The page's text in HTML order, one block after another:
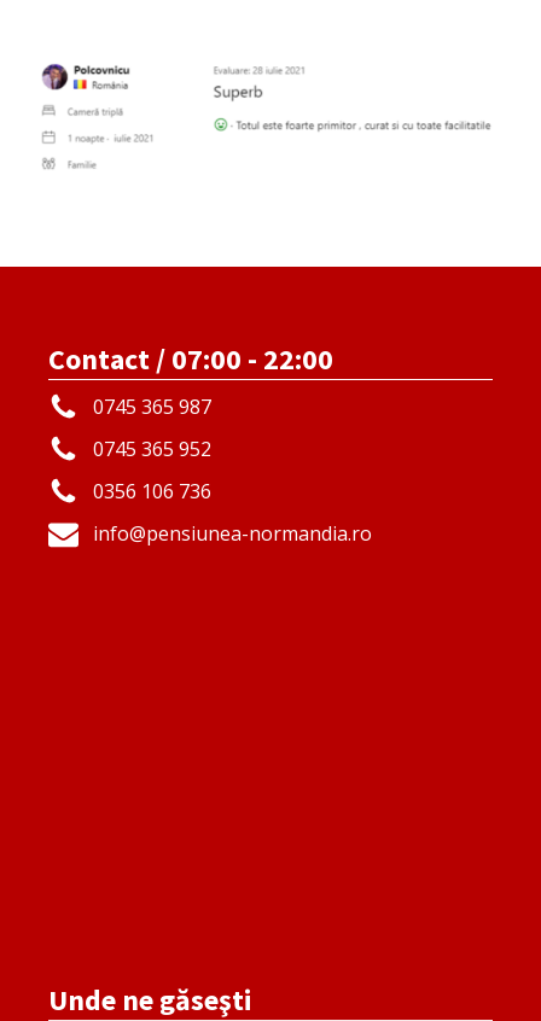
Contact / 07:00 - 22:00
0745 365 987
0745 365 952
0356 106 736
info@pensiunea-normandia.ro
Unde ne găseşti